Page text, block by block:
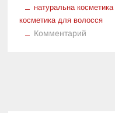
натуральна косметика
косметика для волосся
Комментарий